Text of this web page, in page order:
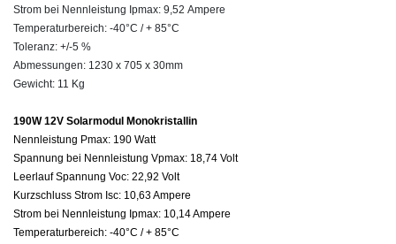
Strom bei Nennleistung Ipmax: 9,52 Ampere
Temperaturbereich: -40°C / + 85°C
Toleranz: +/-5 %
Abmessungen: 1230 x 705 x 30mm
Gewicht: 11 Kg
190W 12V Solarmodul Monokristallin
Nennleistung Pmax: 190 Watt
Spannung bei Nennleistung Vpmax: 18,74 Volt
Leerlauf Spannung Voc: 22,92 Volt
Kurzschluss Strom Isc: 10,63 Ampere
Strom bei Nennleistung Ipmax: 10,14 Ampere
Temperaturbereich: -40°C / + 85°C